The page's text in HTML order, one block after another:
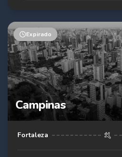
Expirado
Campinas
Fortaleza